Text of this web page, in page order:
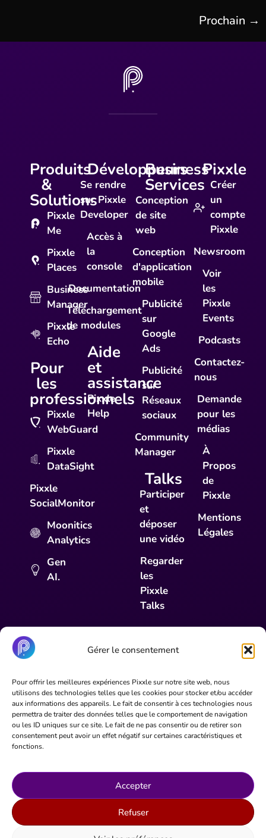
Gérer le consentement
Pour offrir les meilleures expériences Pixxle sur notre site web, nous
utilisons des technologies telles que les cookies pour stocker et/ou accéder
aux informations des appareils. Le fait de consentir à ces technologies nous
permettra de traiter des données telles que le comportement de navigation
ou les ID uniques sur ce site. Le fait de ne pas consentir ou de retirer son
consentement peut avoir un effet négatif sur certaines caractéristiques et
fonctions.
Accepter
Refuser
Prochain →
Produits
&
Solutions
Pixxle
Me
Pixxle
Places
Business
Manager
Pixxle
Echo
Pour
les
professionnels
Pixxle
WebGuard
Pixxle
DataSight
Pixxle
SocialMonitor
Moonitics
Analytics
Gen
AI.
Développeurs
Se rendre
sur Pixxle
Developer
Accès à
la
console
Documentation
Téléchargement
de modules
Aide
et
assistance
Pixxle
Help
Business
Services
Conception
de site
web
Conception
d'application
mobile
Publicité
sur
Google
Ads
Publicité
sur
Réseaux
sociaux
Community
Manager
Talks
Participer
et
déposer
une vidéo
Regarder
les
Pixxle
Talks
Pixxle
Créer
un
compte
Pixxle
Newsroom
Voir
les
Pixxle
Events
Podcasts
Contactez-
nous
Demande
pour les
médias
À
Propos
de
Pixxle
Mentions
Légales
31 Parc du Golf, CS 90519, 13593 Aix-en-
Provence Cedex 2
09 72 66 05 13